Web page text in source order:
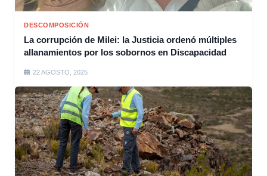
DESCOMPOSICIÓN
La corrupción de Milei: la Justicia ordenó múltiples
allanamientos por los sobornos en Discapacidad
22 AGOSTO, 2025